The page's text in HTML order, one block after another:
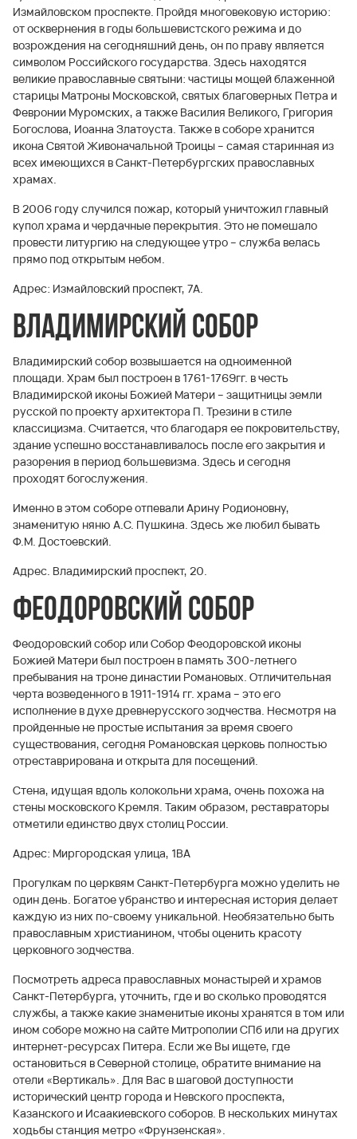
Измайловском проспекте. Пройдя многовековую историю:
от осквернения в годы большевистского режима и до
возрождения на сегодняшний день, он по праву является
символом Российского государства. Здесь находятся
великие православные святыни: частицы мощей блаженной
старицы Матроны Московской, святых благоверных Петра и
Февронии Муромских, а также Василия Великого, Григория
Богослова, Иоанна Златоуста. Также в соборе хранится
икона Святой Живоначальной Троицы – самая старинная из
всех имеющихся в Санкт-Петербургских православных
храмах.
В 2006 году случился пожар, который уничтожил главный
купол храма и чердачные перекрытия. Это не помешало
провести литургию на следующее утро – служба велась
прямо под открытым небом.
Адрес: Измайловский проспект, 7А.
Владимирский собор
Владимирский собор возвышается на одноименной
площади. Храм был построен в 1761-1769гг. в честь
Владимирской иконы Божией Матери – защитницы земли
русской по проекту архитектора П. Трезини в стиле
классицизма. Считается, что благодаря ее покровительству,
здание успешно восстанавливалось после его закрытия и
разорения в период большевизма. Здесь и сегодня
проходят богослужения.
Именно в этом соборе отпевали Арину Родионовну,
знаменитую няню А.С. Пушкина. Здесь же любил бывать
Ф.М. Достоевский.
Адрес. Владимирский проспект, 20.
Феодоровский собор
Феодоровский собор или Собор Феодоровской иконы
Божией Матери был построен в память 300-летнего
пребывания на троне династии Романовых. Отличительная
черта возведенного в 1911-1914 гг. храма – это его
исполнение в духе древнерусского зодчества. Несмотря на
пройденные не простые испытания за время своего
существования, сегодня Романовская церковь полностью
отреставрирована и открыта для посещений.
Стена, идущая вдоль колокольни храма, очень похожа на
стены московского Кремля. Таким образом, реставраторы
отметили единство двух столиц России.
Адрес: Миргородская улица, 1ВА
Прогулкам по церквям Санкт-Петербурга можно уделить не
один день. Богатое убранство и интересная история делает
каждую из них по-своему уникальной. Необязательно быть
православным христианином, чтобы оценить красоту
церковного зодчества.
Посмотреть адреса православных монастырей и храмов
Санкт-Петербурга, уточнить, где и во сколько проводятся
службы, а также какие знаменитые иконы хранятся в том или
ином соборе можно на сайте Митрополии СПб или на других
интернет-ресурсах Питера. Если же Вы ищете, где
остановиться в Северной столице, обратите внимание на
отели «Вертикаль». Для Вас в шаговой доступности
исторический центр города и Невского проспекта,
Казанского и Исаакиевского соборов. В нескольких минутах
ходьбы станция метро «Фрунзенская».